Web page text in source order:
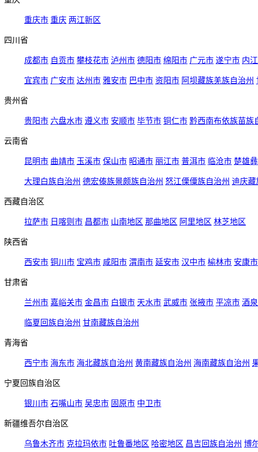
重庆市 重庆 两江新区
四川省
成都市 自贡市 攀枝花市 泸州市 德阳市 绵阳市 广元市 遂宁市 内
宜宾市 广安市 达州市 雅安市 巴中市 资阳市 阿坝藏族羌族自治州
贵州省
贵阳市 六盘水市 遵义市 安顺市 毕节市 铜仁市 黔西南布依族苗族
云南省
昆明市 曲靖市 玉溪市 保山市 昭通市 丽江市 普洱市 临沧市 楚雄
大理白族自治州 德宏傣族景颇族自治州 怒江傈僳族自治州 迪庆藏
西藏自治区
拉萨市 日喀则市 昌都市 山南地区 那曲地区 阿里地区 林芝地区
陕西省
西安市 铜川市 宝鸡市 咸阳市 渭南市 延安市 汉中市 榆林市 安康市
甘肃省
兰州市 嘉峪关市 金昌市 白银市 天水市 武威市 张掖市 平凉市 酒
临夏回族自治州 甘南藏族自治州
青海省
西宁市 海东市 海北藏族自治州 黄南藏族自治州 海南藏族自治州
宁夏回族自治区
银川市 石嘴山市 吴忠市 固原市 中卫市
新疆维吾尔自治区
乌鲁木齐市 克拉玛依市 吐鲁番地区 哈密地区 昌吉回族自治州 博